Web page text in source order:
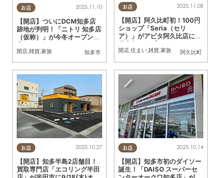
お店
知多市
2025.11.10
【開店】ついにDCM知多店
跡地が判明！「ニトリ 知多店
（仮称）」が今冬オープン予
定
開店 雑貨 家族
お店
阿久比町
2025.11.08
【開店】阿久比町初！100円
ショップ「Seria（セリ
ア）」がアピタ阿久比店に12
月中旬オープン
開店, 住まい, 雑貨, 家族
お店 2025.10.27
【開店】知多半島2店舗目！
買取専門店「エコリング半田
お店 2025.10.14
【開店】知多市初のダイソー
誕生！「DAISO スーパーセ